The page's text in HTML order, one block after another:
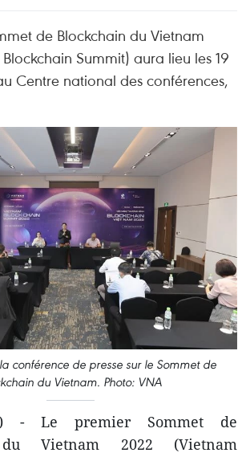
de Blockchain du Vietnam
Summit) aura lieu les 19
Centre national des conférences,
conférence de presse sur le Sommet de
du Vietnam. Photo: VNA
- Le premier Sommet de
Vietnam 2022 (Vietnam